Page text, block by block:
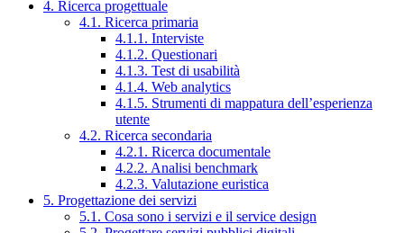
4. Ricerca progettuale
4.1. Ricerca primaria
4.1.1. Interviste
4.1.2. Questionari
4.1.3. Test di usabilità
4.1.4. Web analytics
4.1.5. Strumenti di mappatura dell’esperienza
utente
4.2. Ricerca secondaria
4.2.1. Ricerca documentale
4.2.2. Analisi benchmark
4.2.3. Valutazione euristica
5. Progettazione dei servizi
5.1. Cosa sono i servizi e il service design